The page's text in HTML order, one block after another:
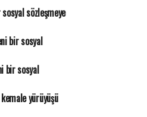
sözleşmeye
bir sosyal
bir sosyal
yürüyüşü